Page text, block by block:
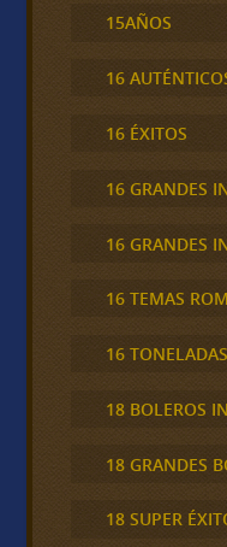
15AÑOS
16
16 ÉXITOS
16 GRANDES
16 GRANDES
16 TEMAS
16
18 BOLEROS
18 GRANDES
18 SUPER